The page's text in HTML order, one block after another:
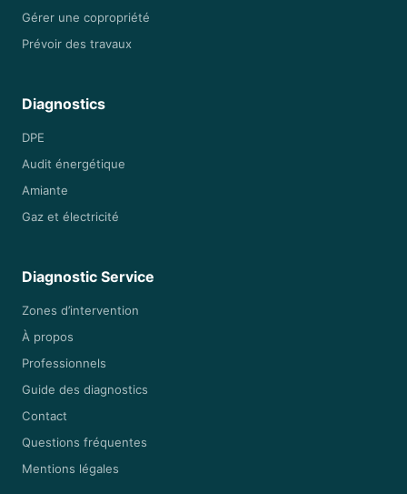
Gérer une copropriété
Prévoir des travaux
Diagnostics
DPE
Audit énergétique
Amiante
Gaz et électricité
Diagnostic Service
Zones d’intervention
À propos
Professionnels
Guide des diagnostics
Contact
Questions fréquentes
Mentions légales